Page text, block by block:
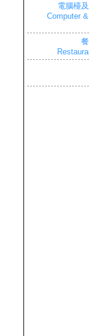
電腦檯
Computer